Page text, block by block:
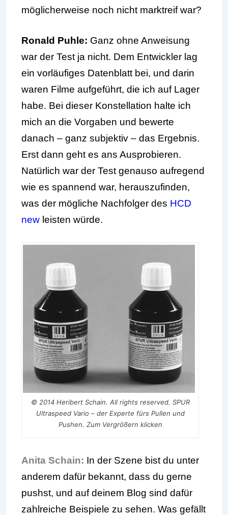
möglicherweise noch nicht marktreif war?
Ronald Puhle: Ganz ohne Anweisung
war der Test ja nicht. Dem Entwickler lag
ein vorläufiges Datenblatt bei, und darin
waren Filme aufgeführt, die ich auf Lager
habe. Bei dieser Konstellation halte ich
mich an die Vorgaben und bewerte
danach – ganz subjektiv – das Ergebnis.
Erst dann geht es ans Ausprobieren.
Natürlich war der Test genauso aufregend
wie es spannend war, herauszufinden,
was der mögliche Nachfolger des HCD
new leisten würde.
© 2014 Heribert Schain. All rights reserved. SPUR
Ultraspeed Vario – der Experte fürs Pullen und
Pushen. Zum Vergrößern klicken
Anita Schain: In der Szene bist du unter
anderem dafür bekannt, dass du gerne
pushst, und auf deinem Blog sind dafür
zahlreiche Beispiele zu sehen. Was gefällt